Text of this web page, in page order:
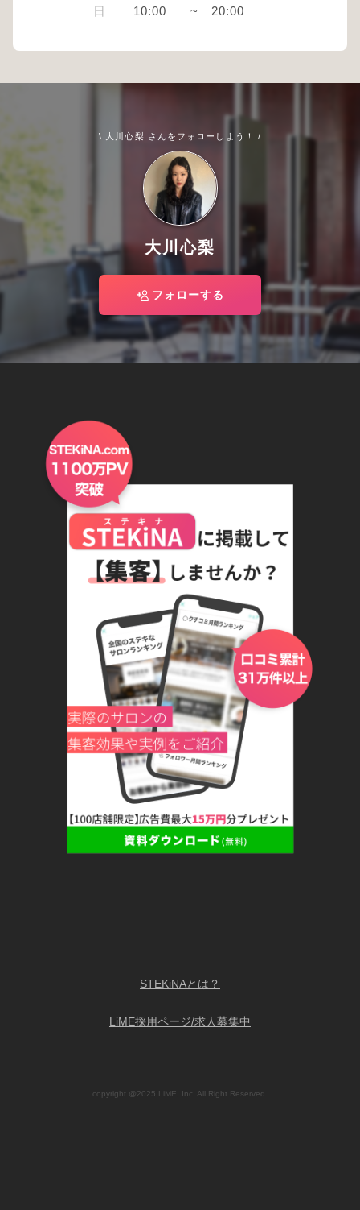
日 10:00 ~ 20:00
\ 大川心梨 さんをフォローしよう！ /
大川心梨
フォローする
STEKiNAとは？
LiME採用ページ/求人募集中
copyright @2025 LiME, Inc. All Right Reserved.